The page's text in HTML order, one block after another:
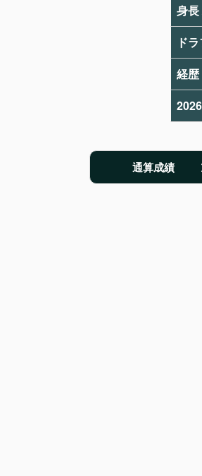
身長
ド
経歴
通算成績